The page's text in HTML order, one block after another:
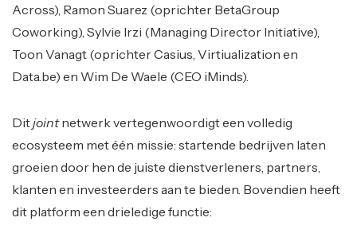
Across), Ramon Suarez (oprichter BetaGroup
Coworking), Sylvie Irzi (Managing Director Initiative),
Toon Vanagt (oprichter Casius, Virtiualization en
Data.be) en Wim De Waele (CEO iMinds).
Ditjointnetwerk vertegenwoordigt een volledig
ecosysteem met één missie: startende bedrijven laten
groeien door hen de juiste dienstverleners, partners,
klanten en investeerders aan te bieden. Bovendien heeft
dit platform een drieledige functie: